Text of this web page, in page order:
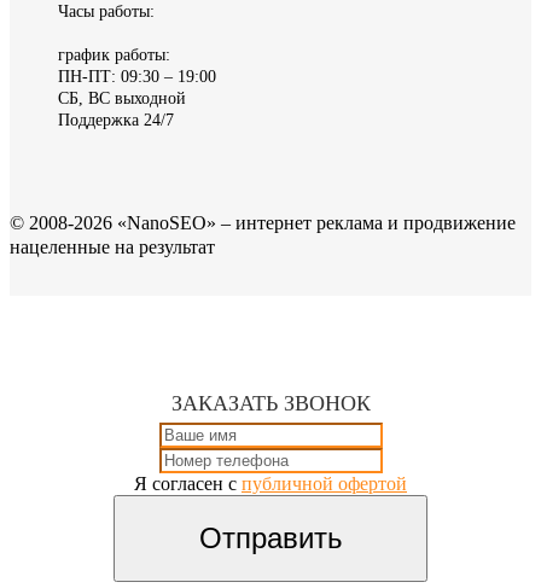
Часы работы:
график работы:
ПН-ПТ: 09:30 – 19:00
СБ, ВС выходной
Поддержка 24/7
© 2008-2026 «NanoSEO» – интернет реклама и продвижение
нацеленные на результат
ЗАКАЗАТЬ ЗВОНОК
Я согласен с публичной офертой
Отправить